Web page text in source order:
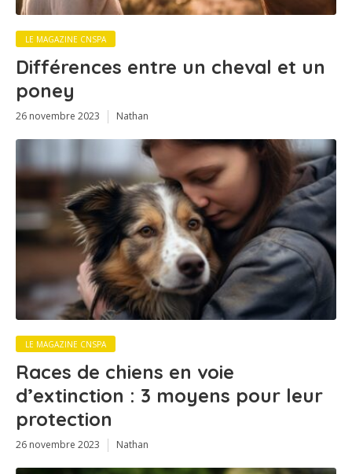
LE MAGAZINE CNSPA
Différences entre un cheval et un
poney
26 novembre 2023 Nathan
LE MAGAZINE CNSPA
Races de chiens en voie
d’extinction : 3 moyens pour leur
protection
26 novembre 2023 Nathan